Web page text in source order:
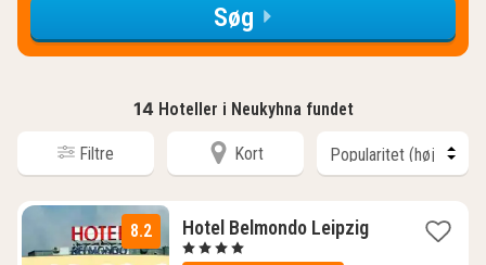
Søg
14 Hoteller i Neukyhna fundet
Filtre Kort
8.2 Hotel Belmondo Leipzig3
, 4 Stjerner